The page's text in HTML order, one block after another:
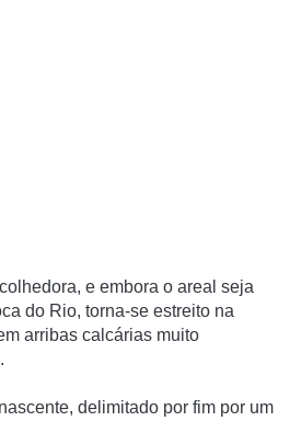
e embora o areal seja
do Rio, torna-se estreito na
arribas calcárias muito
delimitado por fim por um